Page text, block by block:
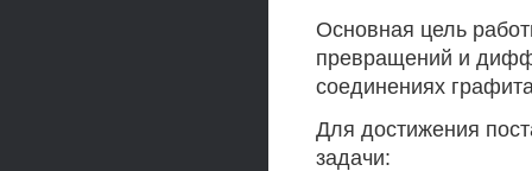
Основная цель
превращений и
соединениях
Для достижения
задачи: